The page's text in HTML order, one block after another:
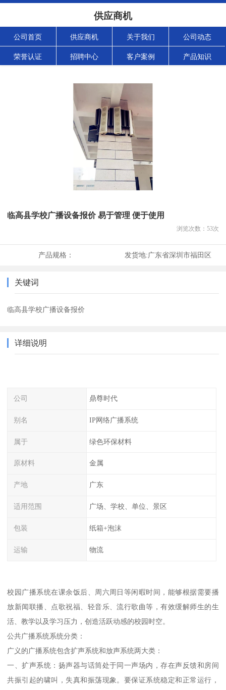
供应商机
公司首页 供应商机 关于我们 公司动态
荣誉认证 招聘中心 客户案例 产品知识
临高县学校广播设备报价 易于管理 便于使用
浏览次数： 53次
产品规格： 发货地:广东省深圳市福田区
关键词
临高县学校广播设备报价
详细说明
公司 鼎尊时代
别名 IP网络广播系统
属于 绿色环保材料
原材料 金属
产地 广东
适用范围 广场、学校、单位、景区
包装 纸箱+泡沫
运输 物流
校园广播系统在课余饭后、周六周日等闲暇时间，能够根据需要播
放新闻联播、点歌祝福、轻音乐、流行歌曲等，有效缓解师生的生
活、教学以及学习压力，创造活跃动感的校园时空。
公共广播系统系统分类：
广义的广播系统包含扩声系统和放声系统两大类：
一、扩声系统：扬声器与话筒处于同一声场内，存在声反馈和房间
共振引起的啸叫，失真和振荡现象。要保证系统稳定和正常运行，